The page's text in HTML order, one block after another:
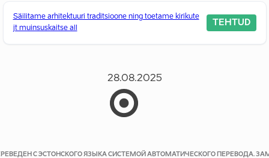
Säilitame arhitektuuri traditsioone ning toetame kirikute
jt muinsuskaitse all
TEHTUD
28.08.2025
С ЭСТОНСКОГО ЯЗЫКА СИСТЕМОЙ АВТОМАТИЧЕСКОГО ПЕРЕВОДА.